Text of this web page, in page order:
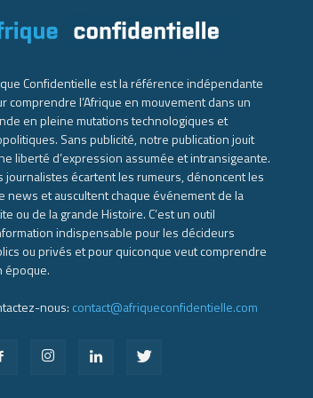
Confidentielle est la référence indépendante
comprendre l’Afrique en mouvement dans un
en pleine mutations technologiques et
Sans publicité, notre publication jouit
liberté d’expression assumée et intransigeante.
journalistes écartent les rumeurs, dénoncent les
news et auscultent chaque événement de la
ou de la grande Histoire. C’est un outil
indispensable pour les décideurs
ou privés et pour quiconque veut comprendre
époque.
nous: contact@afriqueconfidentielle.com